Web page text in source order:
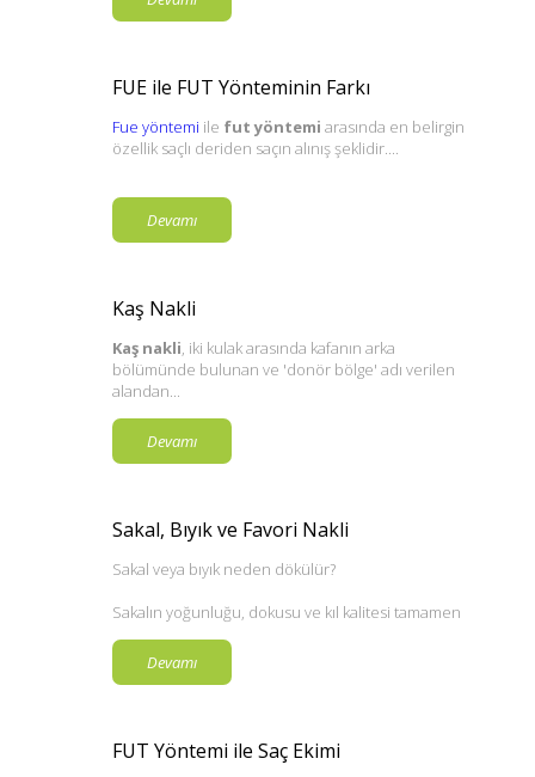
FUE ile FUT Yönteminin Farkı
Fue yöntemi ile fut yöntemi arasında en belirgin
özellik saçlı deriden saçın alınış şeklidir....
Devamı
Kaş Nakli
Kaş nakli, iki kulak arasında kafanın arka
bölümünde bulunan ve 'donör bölge' adı verilen
alandan...
Devamı
Sakal, Bıyık ve Favori Nakli
Sakal veya bıyık neden dökülür?
Sakalın yoğunluğu, dokusu ve kıl kalitesi tamamen
Devamı
FUT Yöntemi ile Saç Ekimi